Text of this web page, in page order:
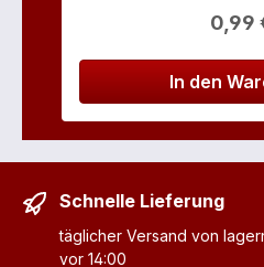
0,99
In den
Schnelle Lieferung
täglicher Versand von
vor 14:00